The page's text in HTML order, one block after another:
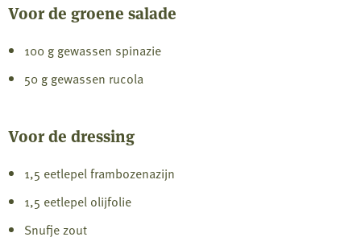
Voor de groene salade
100 g gewassen spinazie
50 g gewassen rucola
Voor de dressing
1,5 eetlepel frambozenazijn
1,5 eetlepel olijfolie
Snufje zout